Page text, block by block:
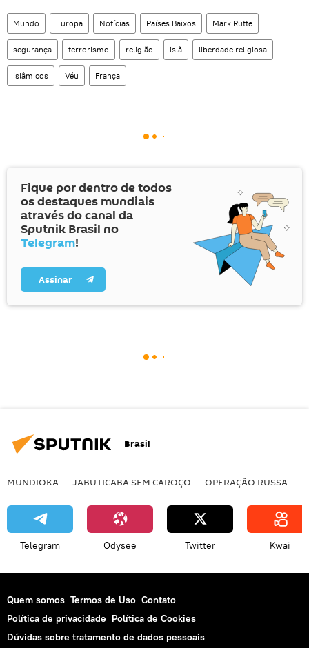
Mundo Europa Notícias Países Baixos Mark Rutte
segurança terrorismo religião islã liberdade religiosa
islâmicos Véu França
Fique por dentro de todos
os destaques mundiais
através do canal da
Sputnik Brasil no
Telegram!
Assinar
Brasil
MUNDIOKA JABUTICABA SEM CAROÇO OPERAÇÃO RUSSA
Telegram Odysee Twitter Kwai
Quem somos Termos de Uso Contato
Política de privacidade Política de Cookies
Dúvidas sobre tratamento de dados pessoais